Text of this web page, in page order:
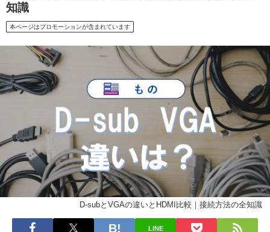
知識
本ページはプロモーションが含まれています
D-subとVGAの違いとHDMI比較｜接続方法の全知識
LINE